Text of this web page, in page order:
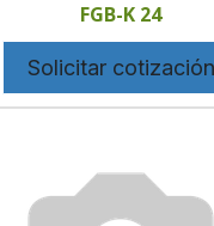
FGB-K 24
Solicitar cotización